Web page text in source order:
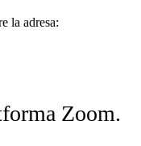
la adresa:
Zoom.